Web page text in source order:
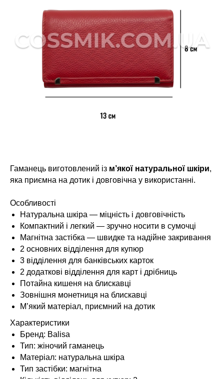
Гаманець виготовлений із м’якої натуральної шкіри,
яка приємна на дотик і довговічна у використанні.
Особливості
Натуральна шкіра — міцність і довговічність
Компактний і легкий — зручно носити в сумочці
Магнітна застібка — швидке та надійне закривання
2 основних відділення для купюр
3 відділення для банківських карток
2 додаткові відділення для карт і дрібниць
Потайна кишеня на блискавці
Зовнішня монетниця на блискавці
М’який матеріал, приємний на дотик
Характеристики
Бренд: Balisa
Тип: жіночий гаманець
Матеріал: натуральна шкіра
Тип застібки: магнітна